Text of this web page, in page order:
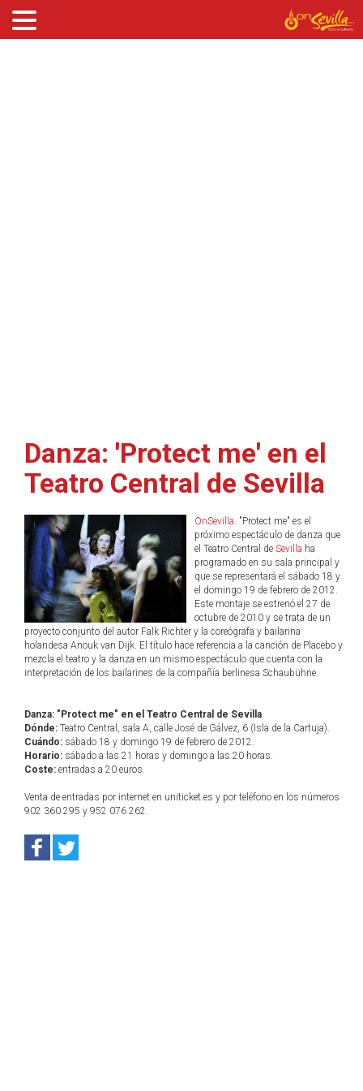
Danza: 'Protect me' en el
Teatro Central de Sevilla
OnSevilla. "Protect me" es el
próximo espectáculo de danza que
el Teatro Central de Sevilla ha
programado en su sala principal y
que se representará el sábado 18 y
el domingo 19 de febrero de 2012.
Este montaje se estrenó el 27 de
octubre de 2010 y se trata de un
proyecto conjunto del autor Falk Richter y la coreógrafa y bailarina
holandesa Anouk van Dijk. El título hace referencia a la canción de Placebo y
mezcla el teatro y la danza en un mismo espectáculo que cuenta con la
interpretación de los bailarines de la compañía berlinesa Schaubühne.
Danza: "Protect me" en el Teatro Central de Sevilla
Dónde: Teatro Central, sala A, calle José de Gálvez, 6 (Isla de la Cartuja).
Cuándo: sábado 18 y domingo 19 de febrero de 2012.
Horario: sábado a las 21 horas y domingo a las 20 horas.
Coste: entradas a 20 euros.
Venta de entradas por internet en uniticket.es y por teléfono en los números
902 360 295 y 952 076 262.